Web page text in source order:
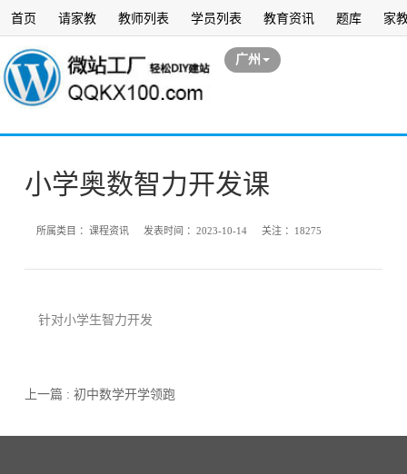
首页 请家教 教师列表 学员列表 教育资讯 题库 家
广州
小学奥数智力开发课
所属类目 ：课程资讯 发表时间 ：2023-10-14 关注 ： 18275
针对小学生智力开发
上一篇 : 初中数学开学领跑